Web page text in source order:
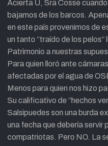
Acierta U, Sra Cosse
bajamos de los barcos.
en este país provenimos de
un tanto “traído de los pelos”
Patrimonio a nuestras
Para quien lloró ante
afectadas por el agua de
Menos para quien nos hizo
Su calificativo de “hechos
Salsipuedes son una burda
una fecha que debería servir
compatriotas. Pero NO. La